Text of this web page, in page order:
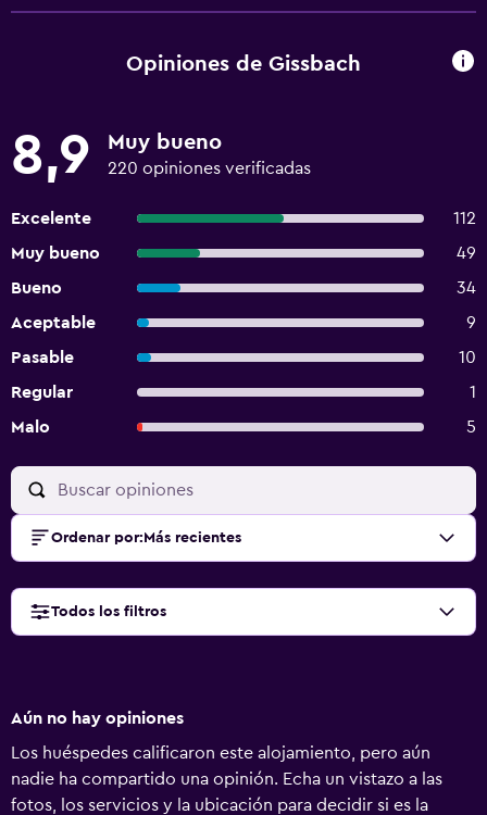
Opiniones de Gissbach
8,9 Muy bueno
220 opiniones verificadas
Excelente
112
Muy bueno
49
Bueno
34
Aceptable
9
Pasable
10
Regular
1
Malo
5
Ordenar por: Más recientes
Todos los filtros
Aún no hay opiniones
Los huéspedes calificaron este alojamiento, pero aún
nadie ha compartido una opinión. Echa un vistazo a las
fotos, los servicios y la ubicación para decidir si es la